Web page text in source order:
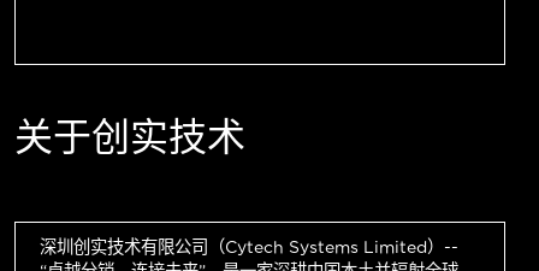
关于创实技术
深圳创实技术有限公司（Cytech Systems Limited）--